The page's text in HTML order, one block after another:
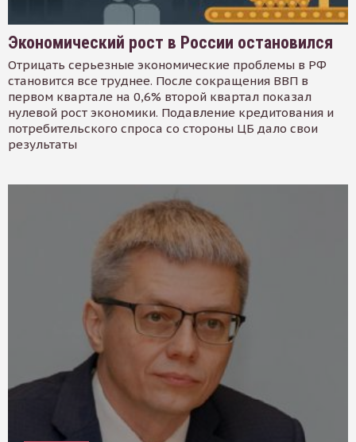
Экономический рост в России остановился
Отрицать серьезные экономические проблемы в РФ
становится все труднее. После сокращения ВВП в
первом квартале на 0,6% второй квартал показал
нулевой рост экономики. Подавление кредитования и
потребительского спроса со стороны ЦБ дало свои
результаты